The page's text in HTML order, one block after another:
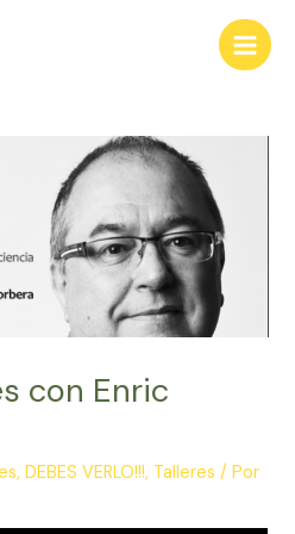
Main
con Enric
,DEBES VERLO!!!, Talleres / Por